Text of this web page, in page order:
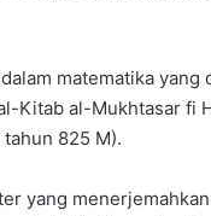
matematika yang
Kitab al-Mukhtasar fi
825 M).
yang